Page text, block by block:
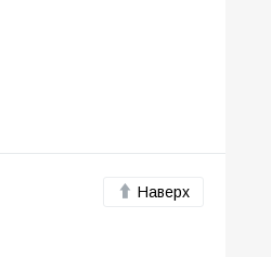
Наверх